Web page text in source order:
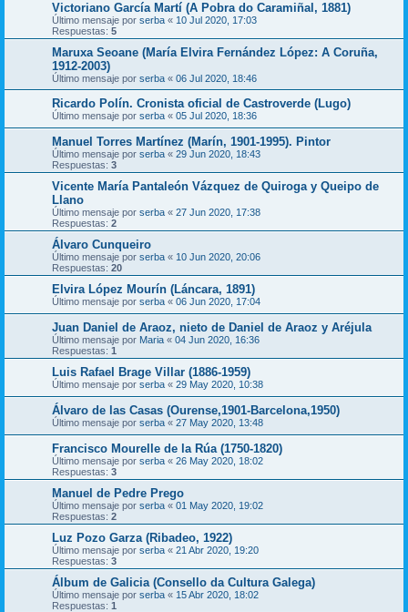
Victoriano García Martí (A Pobra do Caramiñal, 1881)
Último mensaje por serba « 10 Jul 2020, 17:03
Respuestas: 5
Maruxa Seoane (María Elvira Fernández López: A Coruña,
1912-2003)
Último mensaje por serba « 06 Jul 2020, 18:46
Ricardo Polín. Cronista oficial de Castroverde (Lugo)
Último mensaje por serba « 05 Jul 2020, 18:36
Manuel Torres Martínez (Marín, 1901-1995). Pintor
Último mensaje por serba « 29 Jun 2020, 18:43
Respuestas: 3
Vicente María Pantaleón Vázquez de Quiroga y Queipo de
Llano
Último mensaje por serba « 27 Jun 2020, 17:38
Respuestas: 2
Álvaro Cunqueiro
Último mensaje por serba « 10 Jun 2020, 20:06
Respuestas: 20
Elvira López Mourín (Láncara, 1891)
Último mensaje por serba « 06 Jun 2020, 17:04
Juan Daniel de Araoz, nieto de Daniel de Araoz y Aréjula
Último mensaje por Maria « 04 Jun 2020, 16:36
Respuestas: 1
Luis Rafael Brage Villar (1886-1959)
Último mensaje por serba « 29 May 2020, 10:38
Álvaro de las Casas (Ourense,1901-Barcelona,1950)
Último mensaje por serba « 27 May 2020, 13:48
Francisco Mourelle de la Rúa (1750-1820)
Último mensaje por serba « 26 May 2020, 18:02
Respuestas: 3
Manuel de Pedre Prego
Último mensaje por serba « 01 May 2020, 19:02
Respuestas: 2
Luz Pozo Garza (Ribadeo, 1922)
Último mensaje por serba « 21 Abr 2020, 19:20
Respuestas: 3
Álbum de Galicia (Consello da Cultura Galega)
Último mensaje por serba « 15 Abr 2020, 18:02
Respuestas: 1